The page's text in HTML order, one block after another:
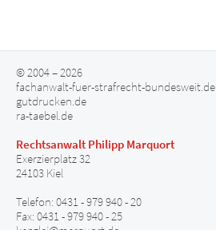
© 2004 – 2026
fachanwalt-fuer-strafrecht-bundesweit.de
gutdrucken.de
ra-taebel.de
Rechtsanwalt Philipp Marquort
Exerzierplatz 32
24103 Kiel
Telefon: 0431 - 979 940 - 20
Fax: 0431 - 979 940 - 25